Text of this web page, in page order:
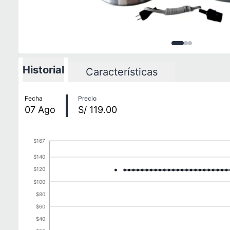
ImagenImagen
Imagen
Historial Características
Fecha
07 Ago
Precio
S/ 119.00
$40
$60
$80
$100
$120
$140
$167